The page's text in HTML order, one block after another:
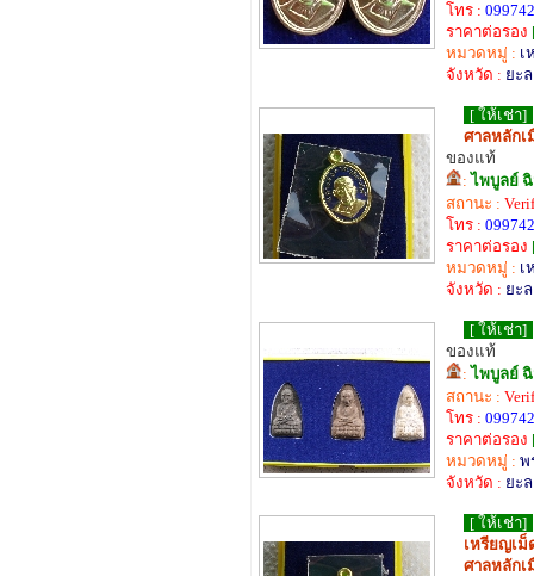
โทร :
ราคาต่อรอง
หมวดหมู่ : เ
จังหวัด : ยะ
[ ให้เช่า]
ศาลหลักเ
ของแท้
: ไพบูลย์
สถานะ :
โทร :
ราคาต่อรอง
หมวดหมู่ : เ
จังหวัด : ยะ
[ ให้เช่า]
ของแท้
: ไพบูลย์
สถานะ :
โทร :
ราคาต่อรอง
หมวดหมู่ : พ
จังหวัด : ยะ
[ ให้เช่า]
เหรียญเ
ศาลหลักเ